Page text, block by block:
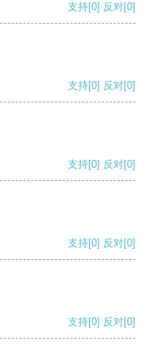
支持[0] 反对[0]
支持[0] 反对[0]
支持[0] 反对[0]
支持[0] 反对[0]
支持[0] 反对[0]